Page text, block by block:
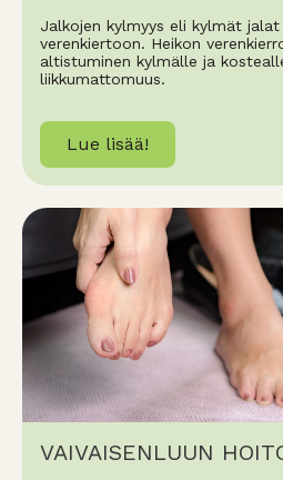
Jalkojen kylmyys eli kylmät
verenkiertoon. Heikon
altistuminen kylmälle ja
liikkumattomuus.
Lue lisää!
VAIVAISENLUUN